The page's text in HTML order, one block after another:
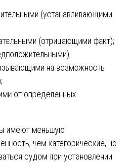
(устанавливающими
(отрицающими факт);
на возможность
от определенных
имеют меньшую
чем категорические, но
судом при установлении